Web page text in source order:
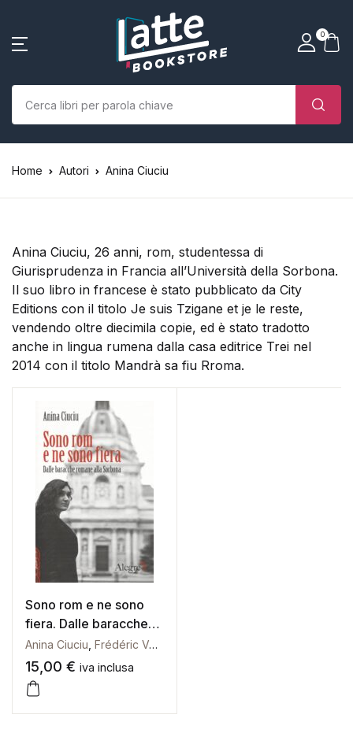
0
SHOP BY CATEGORY
Libri
Case editrici
Bambini
L’Edicola & eventi
Contattaci
Vicino
Account
Nome utente o email *
Parola d'ordine *
Ricordati
di me
Ha dimenticato la
password?
Vicino
La tua borsa della spesa
(0)
Home Autori Anina Ciuciu
Anina Ciuciu, 26 anni, rom, studentessa di
Giurisprudenza in Francia all’Università della Sorbona.
Il suo libro in francese è stato pubblicato da City
Editions con il titolo Je suis Tzigane et je le reste,
vendendo oltre diecimila copie, ed è stato tradotto
anche in lingua rumena dalla casa editrice Trei nel
2014 con il titolo Mandrà sa fiu Rroma.
Sono rom e ne sono
fiera. Dalle baracche
romane alla Sorbona
Anina Ciuciu Frédéric Veille
15,00 € iva inclusa